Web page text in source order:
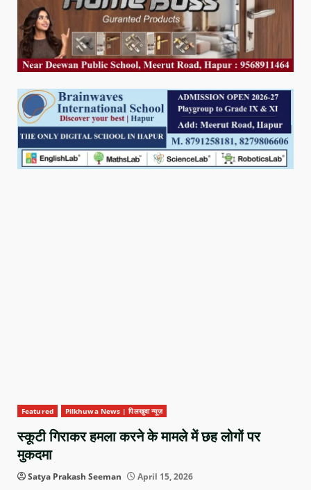
Featured Pilkhuwa News | पिलखुवा न्यूज़
स्कूटी गिराकर हमला करने के मामले में छह लोगों पर
मुकदमा
Satya Prakash Seeman April 15, 2026